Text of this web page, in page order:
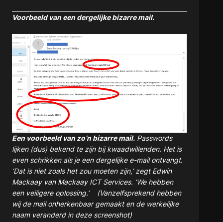
Voorbeeld van een dergelijke bizarre mail.
Een voorbeeld van zo’n bizarre mail. Passwords
lijken (dus) bekend te zijn bij kwaadwillenden. Het is
even schrikken als je een dergelijke e-mail ontvangt.
‘Dat is niet zoals het zou moeten zijn,’ zegt Edwin
Mackaay van Mackaay ICT Services. ‘We hebben
een veiligere oplossing.’ (Vanzelfsprekend hebben
wij de mail onherkenbaar gemaakt en de werkelijke
naam veranderd in deze screenshot)